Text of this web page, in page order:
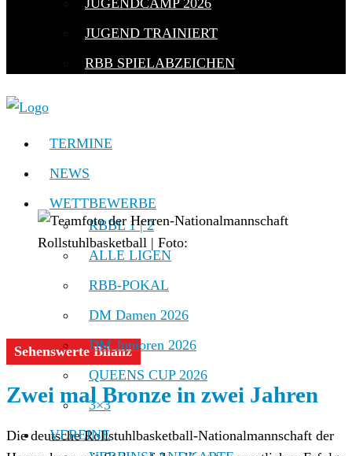
JUGENDCAMP 2026
JUGEND TRAINIERT
RBB SPIELABZEICHEN
TERMINE
NEWS
WETTBEWERBE
RBBL 1 | 2
ALLE LIGEN
RBB-POKAL
DM Damen 2026
DM Junioren 2026
QUEENS CUP 2026
3×3
VEREINE
Sehenswerte Bilanz
Zwei mal Bronze in zwei Jahren
Die deutsche Rollstuhlbasketball-Nationalmannschaft der